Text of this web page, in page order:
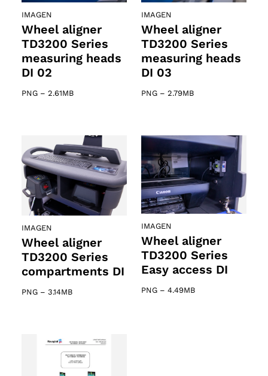
IMAGEN
Wheel aligner
TD3200 Series
measuring heads
DI 02
PNG – 2.61MB
IMAGEN
Wheel aligner
TD3200 Series
measuring heads
DI 03
PNG – 2.79MB
IMAGEN
Wheel aligner
TD3200 Series
compartments DI
PNG – 3.14MB
IMAGEN
Wheel aligner
TD3200 Series
Easy access DI
PNG – 4.49MB